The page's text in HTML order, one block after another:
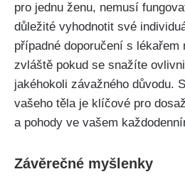
pro jednu⁢ ženu, nemusí
důležité vyhodnotit⁢ své
případné ‌doporučení s lékařem⁤
zvláště ⁢pokud se snažíte
jakéhokoli ‍závažného‍ důvodu.
vašeho těla ⁣je klíčové pro
a pohody ve‌ vašem
Závěrečné⁣ myšlenky